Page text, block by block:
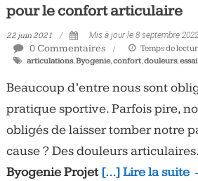
pour le confort articulaire
22 juin 2021 Mis à jour le 8 septembre
0 Commentaires Temps de
articulations,Byogenie,confort,douleurs,essai
Beaucoup d’entre nous sont
pratique sportive. Parfois pire,
obligés de laisser tomber notre
cause ? Des douleurs articulaires.
Byogenie Projet[…] Lire la suite